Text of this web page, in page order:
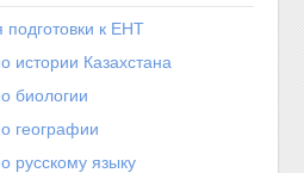
к ЕНТ
истории Казахстана
биологии
географии
русскому языку